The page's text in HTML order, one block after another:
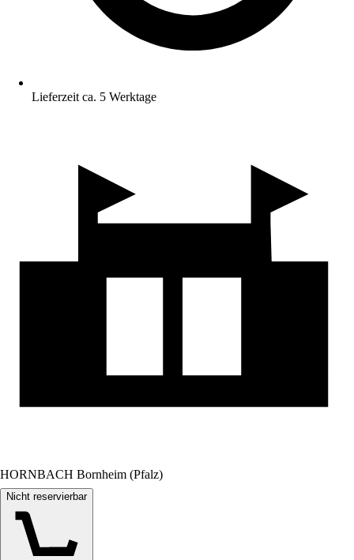
Lieferzeit ca. 5 Werktage
HORNBACH Bornheim (Pfalz)
Nicht reservierbar